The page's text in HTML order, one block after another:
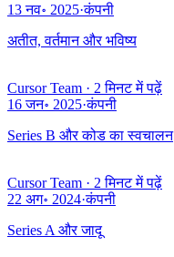
13 नव॰ 2025·कंपनी
अतीत, वर्तमान और भविष्य
Cursor Team · 2 मिनट में पढ़ें
16 जन॰ 2025·कंपनी
Series B और कोड का स्वचालन
Cursor Team · 2 मिनट में पढ़ें
22 अग॰ 2024·कंपनी
Series A और जादू